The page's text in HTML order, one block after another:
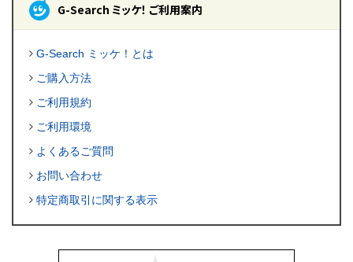
G-Search ミッケ！ ご利用案内
G-Search ミッケ！とは
ご購入方法
ご利用規約
ご利用環境
よくあるご質問
お問い合わせ
特定商取引に関する表示